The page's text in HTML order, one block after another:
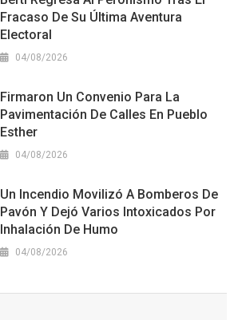
Fracaso De Su Última Aventura
Electoral
04/08/2026
Firmaron Un Convenio Para La
Pavimentación De Calles En Pueblo
Esther
04/08/2026
Un Incendio Movilizó A Bomberos De
Pavón Y Dejó Varios Intoxicados Por
Inhalación De Humo
04/08/2026